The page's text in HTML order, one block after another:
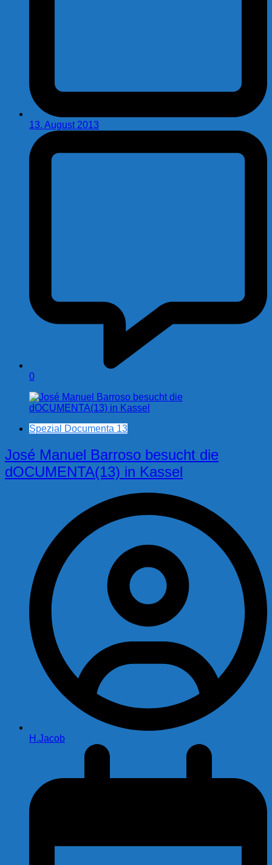
13. August 2013
0
Spezial Documenta 13
José Manuel Barroso besucht die
dOCUMENTA(13) in Kassel
H.Jacob